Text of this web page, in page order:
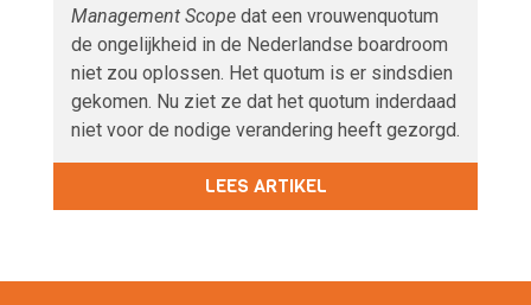
Management Scope dat een vrouwenquotum
de ongelijkheid in de Nederlandse boardroom
niet zou oplossen. Het quotum is er sindsdien
gekomen. Nu ziet ze dat het quotum inderdaad
niet voor de nodige verandering heeft gezorgd.
LEES ARTIKEL